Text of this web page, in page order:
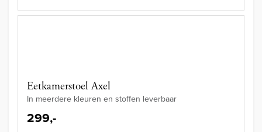
Eetkamerstoel Axel
In meerdere kleuren en stoffen leverbaar
299,-